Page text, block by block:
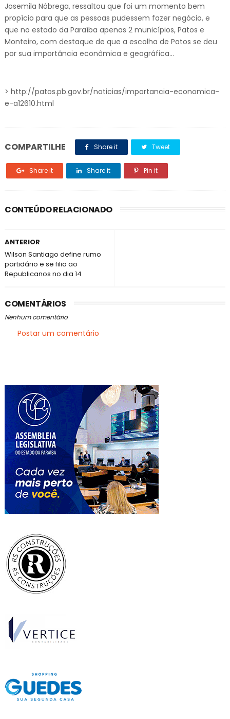
Josemila Nóbrega, ressaltou que foi um momento bem
propício para que as pessoas pudessem fazer negócio, e
que no estado da Paraíba apenas 2 municípios, Patos e
Monteiro, com destaque de que a escolha de Patos se deu
por sua importância econômica e geográfica...
> http://patos.pb.gov.br/noticias/importancia-economica-
e-a12610.html
COMPARTILHE Share it Tweet
Share it Share it Pin it
CONTEÚDO RELACIONADO
ANTERIOR
Wilson Santiago define rumo
partidário e se filia ao
Republicanos no dia 14
COMENTÁRIOS
Nenhum comentário
Postar um comentário